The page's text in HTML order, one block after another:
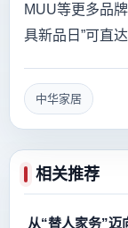
MUU等更多品
具新品日”可直
中华家居
相关推荐
从“替人家务”迈